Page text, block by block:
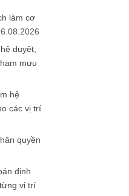
làm cơ
duyệt,
mưu
hệ
các vị trí
quyền
định
vị trí